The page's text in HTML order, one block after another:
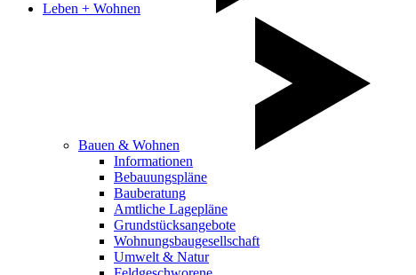
Leben + Wohnen
Bauen & Wohnen
Informationen
Bebauungspläne
Bauberatung
Amtliche Lagepläne
Grundstücksangebote
Wohnungsbaugesellschaft
Umwelt & Natur